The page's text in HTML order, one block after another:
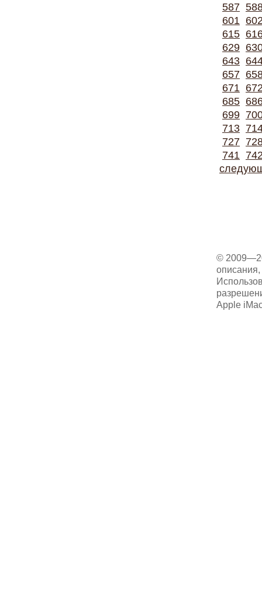
587
601
615
629
643
657
671
685
699
713
727
741
©
описания,
Apple